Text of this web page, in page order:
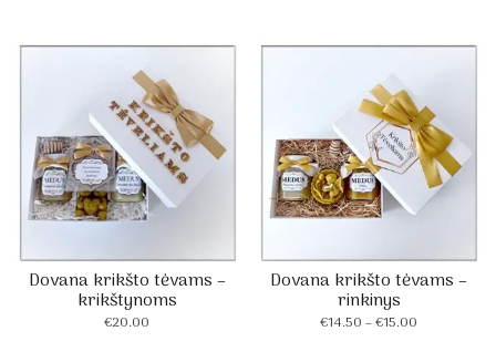
Dovana krikšto tėvams –
krikštynoms
€20.00
Dovana krikšto tėvams –
rinkinys
€14.50 –€15.00